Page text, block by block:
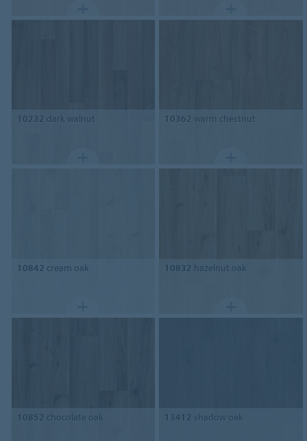
10232 dark walnut 10362 warm chestnut
10842 cream oak 10832 hazelnut oak
10852 chocolate oak 13412 shadow oak